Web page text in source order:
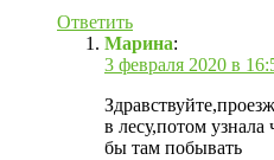
Ответить
Марина:
3 февраля 2020 в
в лесу,потом узнала
бы там побывать